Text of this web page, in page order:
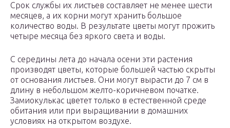
Срок службы их листьев составляет не менее шести
месяцев, а их корни могут хранить большое
количество воды. В результате цветы могут прожить
четыре месяца без яркого света и воды.
С середины лета до начала осени эти растения
производят цветы, которые большей частью скрыты
от основания листьев. Они могут вырасти до 7 см в
длину в небольшом желто-коричневом початке.
Замиокулькас цветет только в естественной среде
обитания или при выращивании в домашних
условиях на открытом воздухе.